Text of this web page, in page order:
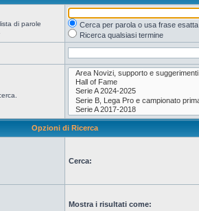
di parole
Cerca per parola o usa frase esatta
Ricerca qualsiasi termine
Opzioni di Ricerca
Cerca:
Mostra i risultati come: